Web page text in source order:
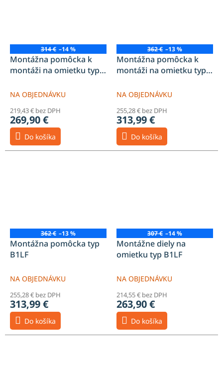
314 € –14 %
Montážna pomôcka k
montáži na omietku typ
NA OBJEDNÁVKU
219,43 € bez DPH
269,90 €
Do košíka
362 € –13 %
Montážna pomôcka k
montáži na omietku typ
NA OBJEDNÁVKU
255,28 € bez DPH
313,99 €
Do košíka
362 € –13 %
Montážna pomôcka typ
B1LF
NA OBJEDNÁVKU
255,28 € bez DPH
313,99 €
Do košíka
307 € –14 %
Montážne diely na
omietku typ B1LF
NA OBJEDNÁVKU
214,55 € bez DPH
263,90 €
Do košíka